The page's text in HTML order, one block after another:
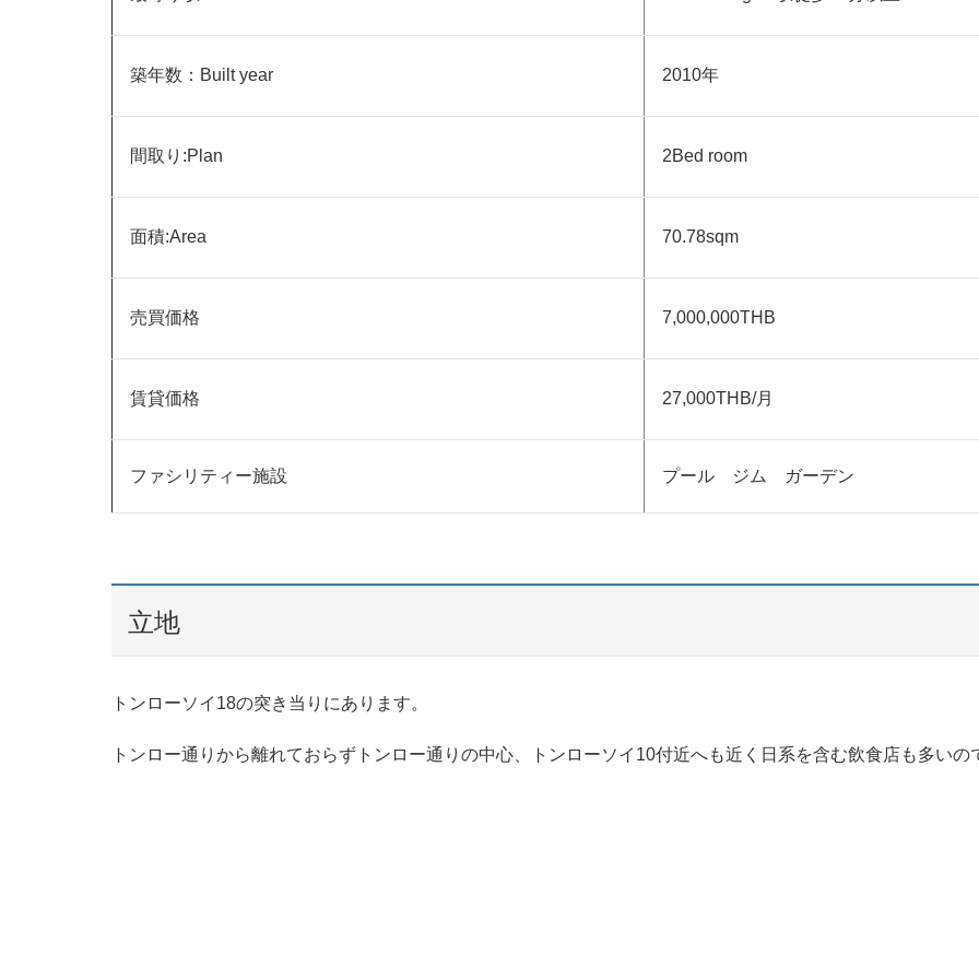
築年数：Built year 2010年
間取り:Plan 2Bed room
面積:Area 70.78sqm
売買価格 7,000,000THB
賃貸価格 27,000THB/月
ファシリティー施設 プール ジム ガーデン
立地
トンローソイ18の突き当りにあります。
トンロー通りから離れておらずトンロー通りの中心、トンローソイ10付近へも近く日系を含む飲食店も多いの